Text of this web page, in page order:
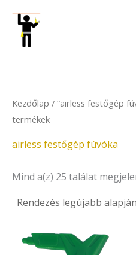
content
Kezdőlap / “airless festőgép
termékek
airless festőgép fúvóka
Mind a(z) 25 találat